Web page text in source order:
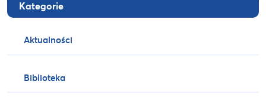
Kategorie
Aktualności
Biblioteka